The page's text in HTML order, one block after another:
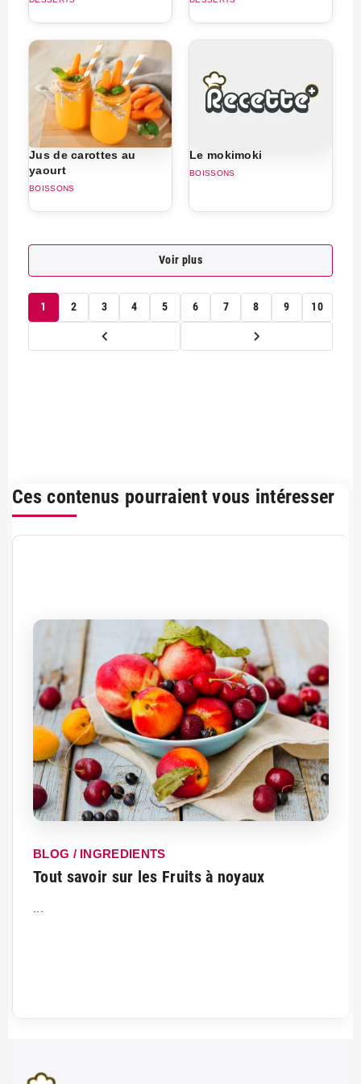
Jus de carottes au
yaourt
BOISSONS
Le mokimoki
BOISSONS
Voir plus
1 2 3 4 5 6 7 8 9 10
Ces contenus pourraient vous intéresser
BLOG / INGREDIENTS
Tout savoir sur les Fruits à noyaux